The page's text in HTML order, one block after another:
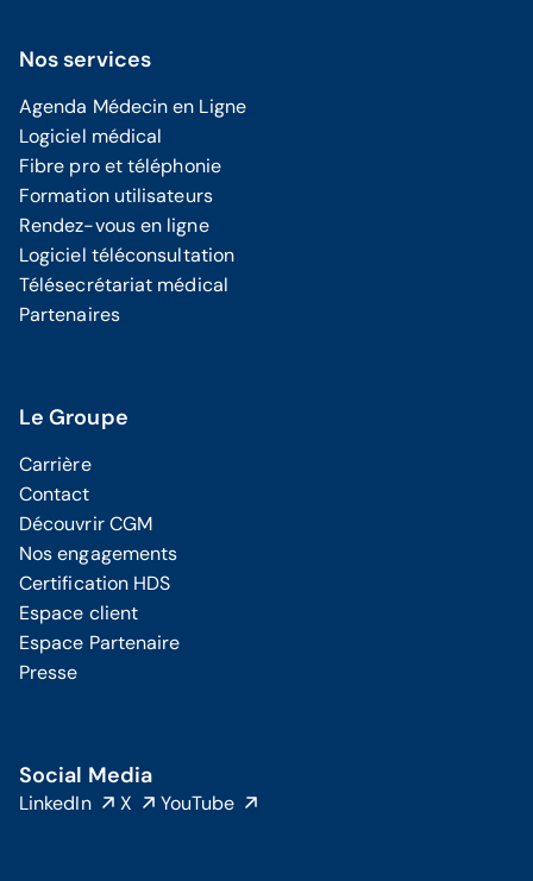
Nos services
Agenda Médecin en Ligne
Logiciel médical
Fibre pro et téléphonie
Formation utilisateurs
Rendez-vous en ligne
Logiciel téléconsultation
Télésecrétariat médical
Partenaires
Le Groupe
Carrière
Contact
Découvrir CGM
Nos engagements
Certification HDS
Espace client
Espace Partenaire
Presse
Social Media
LinkedIn X YouTube